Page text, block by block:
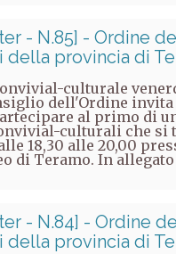
- N.85] - Ordine
della provincia di
culturale
dell'Ordine
al primo di
culturali che si
18,30 alle 20,00
di Teramo. In
- N.84] - Ordine
della provincia di